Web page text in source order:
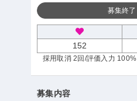
募集終了
152
採用取消 2回 /評価入力 100%
募集内容